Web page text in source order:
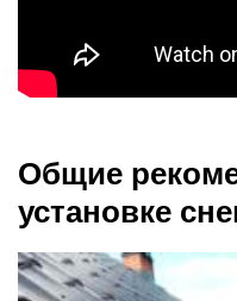
Общие
установке